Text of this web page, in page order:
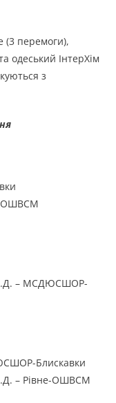
(3 перемоги),
одеський ІнтерХім
з
ОШВСМ
Б.Д. – МСДЮСШОР-
Блискавки
– Рівне-ОШВСМ